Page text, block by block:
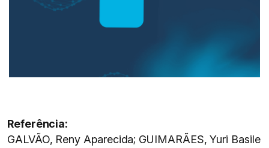
Referência:
GALVÃO, Reny Aparecida; GUIMARÃES, Yuri Basile